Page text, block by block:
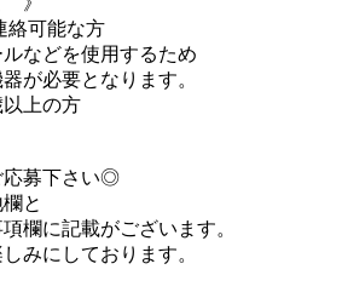
絡可能な方
などを使用するため
が必要となります。
以上の方
応募下さい◎
と
欄に記載がございます。
みにしております。